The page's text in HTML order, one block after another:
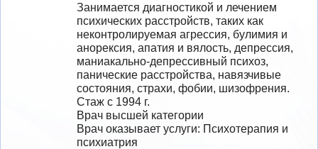
Занимается диагностикой и лечением
психических расстройств, таких как
неконтролируемая агрессия, булимия и
анорексия, апатия и вялость, депрессия,
маниакально-депрессивный психоз,
панические расстройства, навязчивые
состояния, страхи, фобии, шизофрения.
Стаж с 1994 г.
Врач высшей категории
Врач оказывает услуги: Психотерапия и
психиатрия